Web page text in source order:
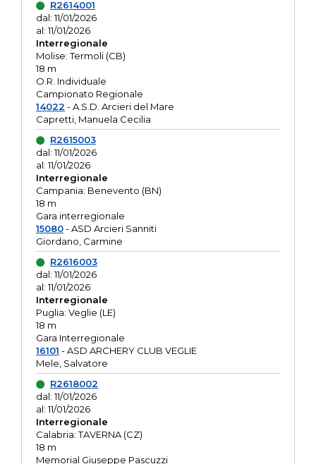
R2614001
dal: 11/01/2026
al: 11/01/2026
Interregionale
Molise: Termoli (CB)
18 m
O.R. Individuale
Campionato Regionale
14022 - A.S.D. Arcieri del Mare
Capretti, Manuela Cecilia
R2615003
dal: 11/01/2026
al: 11/01/2026
Interregionale
Campania: Benevento (BN)
18 m
Gara interregionale
15080- ASD Arcieri Sanniti
Giordano, Carmine
R2616003
dal: 11/01/2026
al: 11/01/2026
Interregionale
Puglia: Veglie (LE)
18 m
Gara Interregionale
16101 - ASD ARCHERY CLUB VEGLIE
Mele, Salvatore
R2618002
dal: 11/01/2026
al: 11/01/2026
Interregionale
Calabria: TAVERNA (CZ)
18 m
Memorial Giuseppe Pascuzzi